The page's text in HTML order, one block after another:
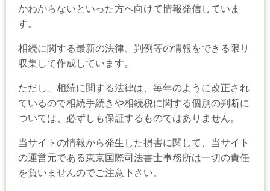
かわからないといった方へ向けて情報発信していま
す。
相続に関する最新の法律、判例等の情報をできる限り
収集して作成しています。
ただし、相続に関する法律は、毎年のように改正され
ているので相続手続きや相続税に関する個別の判断に
ついては、必ずしも保証するものではありません。
当サイトの情報から発生した損害に関して、当サイト
の運営元である東京国際司法書士事務所は一切の責任
を負いませんのでご注意下さい。